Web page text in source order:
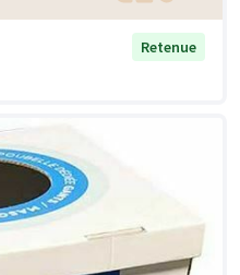
Retenue